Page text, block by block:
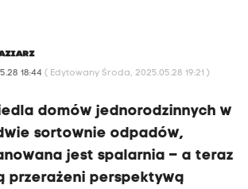
18:44 ( Edytowany Środa, 2025.05.28 19:21 )
domów jednorodzinnych w
sortownie odpadów,
jest spalarnia – a teraz
przerażeni perspektywą